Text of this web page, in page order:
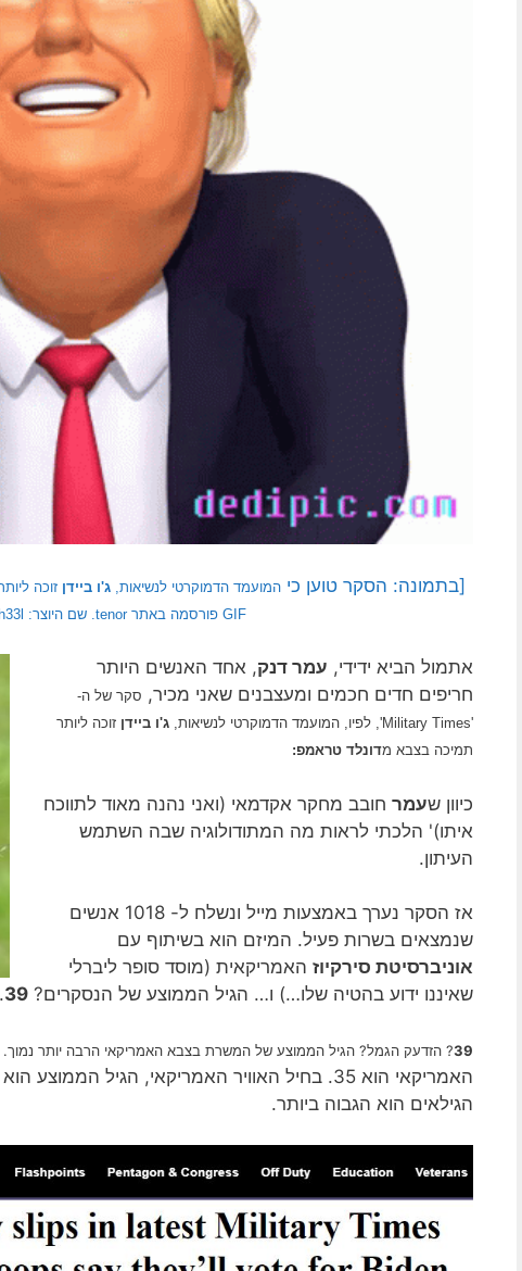
[בתמונה: הסקר טוען כיהמועמד הדמוקרטי לנשיאות,ג'וביידן זוכה
GIF פורסמה באתר tenor. שם היוצר:
אתמול הביא ידידי, עמר דנק, אחד האנשים היותר
חריפים חדים חכמים ומעצבנים שאני מכיר, סקר של ה-
'Military Times', לפיו, המועמד הדמוקרטי לנשיאות, ג'ו ביידן זוכה ליותר
תמיכה בצבא מדונלד טראמפ:
כיוון שעמר חובב מחקר אקדמאי (ואני נהנה מאוד לתווכח
איתו)' הלכתי לראות מה המתודולוגיה שבה השתמש
העיתון.
אז הסקר נערך באמצעות מייל ונשלח ל- 1018 אנשים
שנמצאים בשרות פעיל. המיזם הוא בשיתוף עם
אוניברסיטת סירקיוז האמריקאית (מוסד סופר ליברלי
שאיננו ידוע בהטיה שלו…) ו… הגיל הממוצע של הנסקרים? 39
.
39? הזדעק הגמל? הגיל הממוצע של המשרת בצבא האמריקאי הרבה יותר נמוך.
הגילאים הוא הגבוה ביותר.